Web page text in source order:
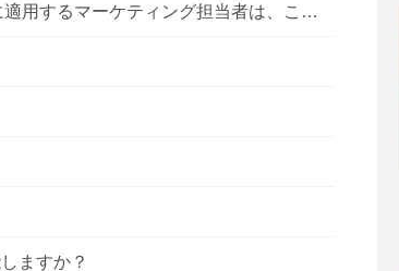
野心的なグループの概念をブラックベリーブランドに適用するマーケティング担当者は、この概念に関して境界を持っている必要がありますか？
ますか？